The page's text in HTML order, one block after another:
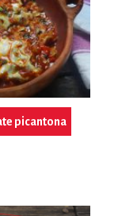
picantona